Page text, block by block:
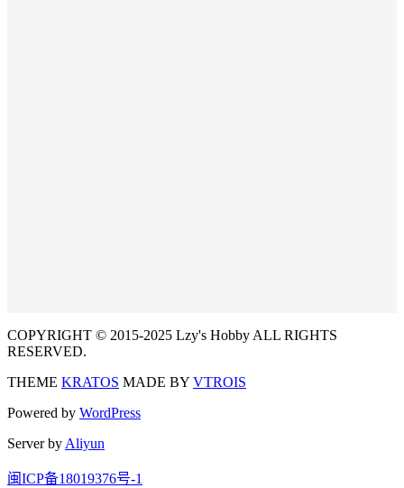
COPYRIGHT © 2015-2025 Lzy's Hobby ALL RIGHTS
RESERVED.
THEME KRATOS MADE BY VTROIS
Powered by WordPress
Server by Aliyun
闽ICP备18019376号-1